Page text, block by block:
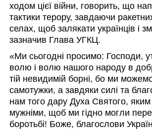
ходом цієї війни, говорить, що
тактики терору, завдаючи
селах, щоб залякати українців і
зазначив Глава УГКЦ.
«Ми сьогодні просимо: Господи,
волю і волю нашого народу в
тій невидимій борні, бо ми
самотужки, а завдяки силі та
нам того дару Духа Святого, яким
мужніми, щоб ми гідно могли
боротьбі! Боже, благослови